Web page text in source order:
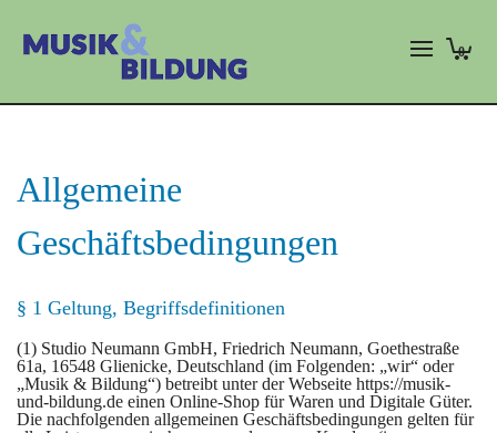
0
Allgemeine
Geschäftsbedingungen
§ 1 Geltung, Begriffsdefinitionen
(1) Studio Neumann GmbH, Friedrich Neumann, Goethestraße
61a, 16548 Glienicke, Deutschland (im Folgenden: „wir“ oder
„Musik & Bildung“) betreibt unter der Webseite https://musik-
und-bildung.de einen Online-Shop für Waren und Digitale Güter.
Die nachfolgenden allgemeinen Geschäftsbedingungen gelten für